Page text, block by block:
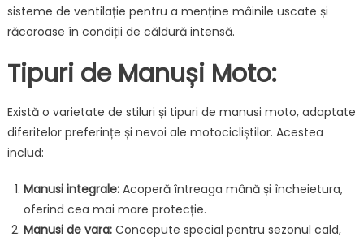
sisteme de ventilație pentru a menține mâinile uscate și
răcoroase în condiții de căldură intensă.
Tipuri de Manuși Moto:
Există o varietate de stiluri și tipuri de manusi moto, adaptate
diferitelor preferințe și nevoi ale motocicliștilor. Acestea
includ:
Manusi integrale:Acoperă întreaga mână și încheietura,
oferind cea mai mare protecție.
Manusi de vara:Concepute special pentru sezonul cald,